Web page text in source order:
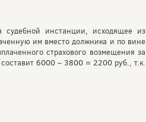
судебной инстанции, исходящее из
им вместо должника и по вине
страхового возмещения за
6000 – 3800 = 2200 руб., т.к.